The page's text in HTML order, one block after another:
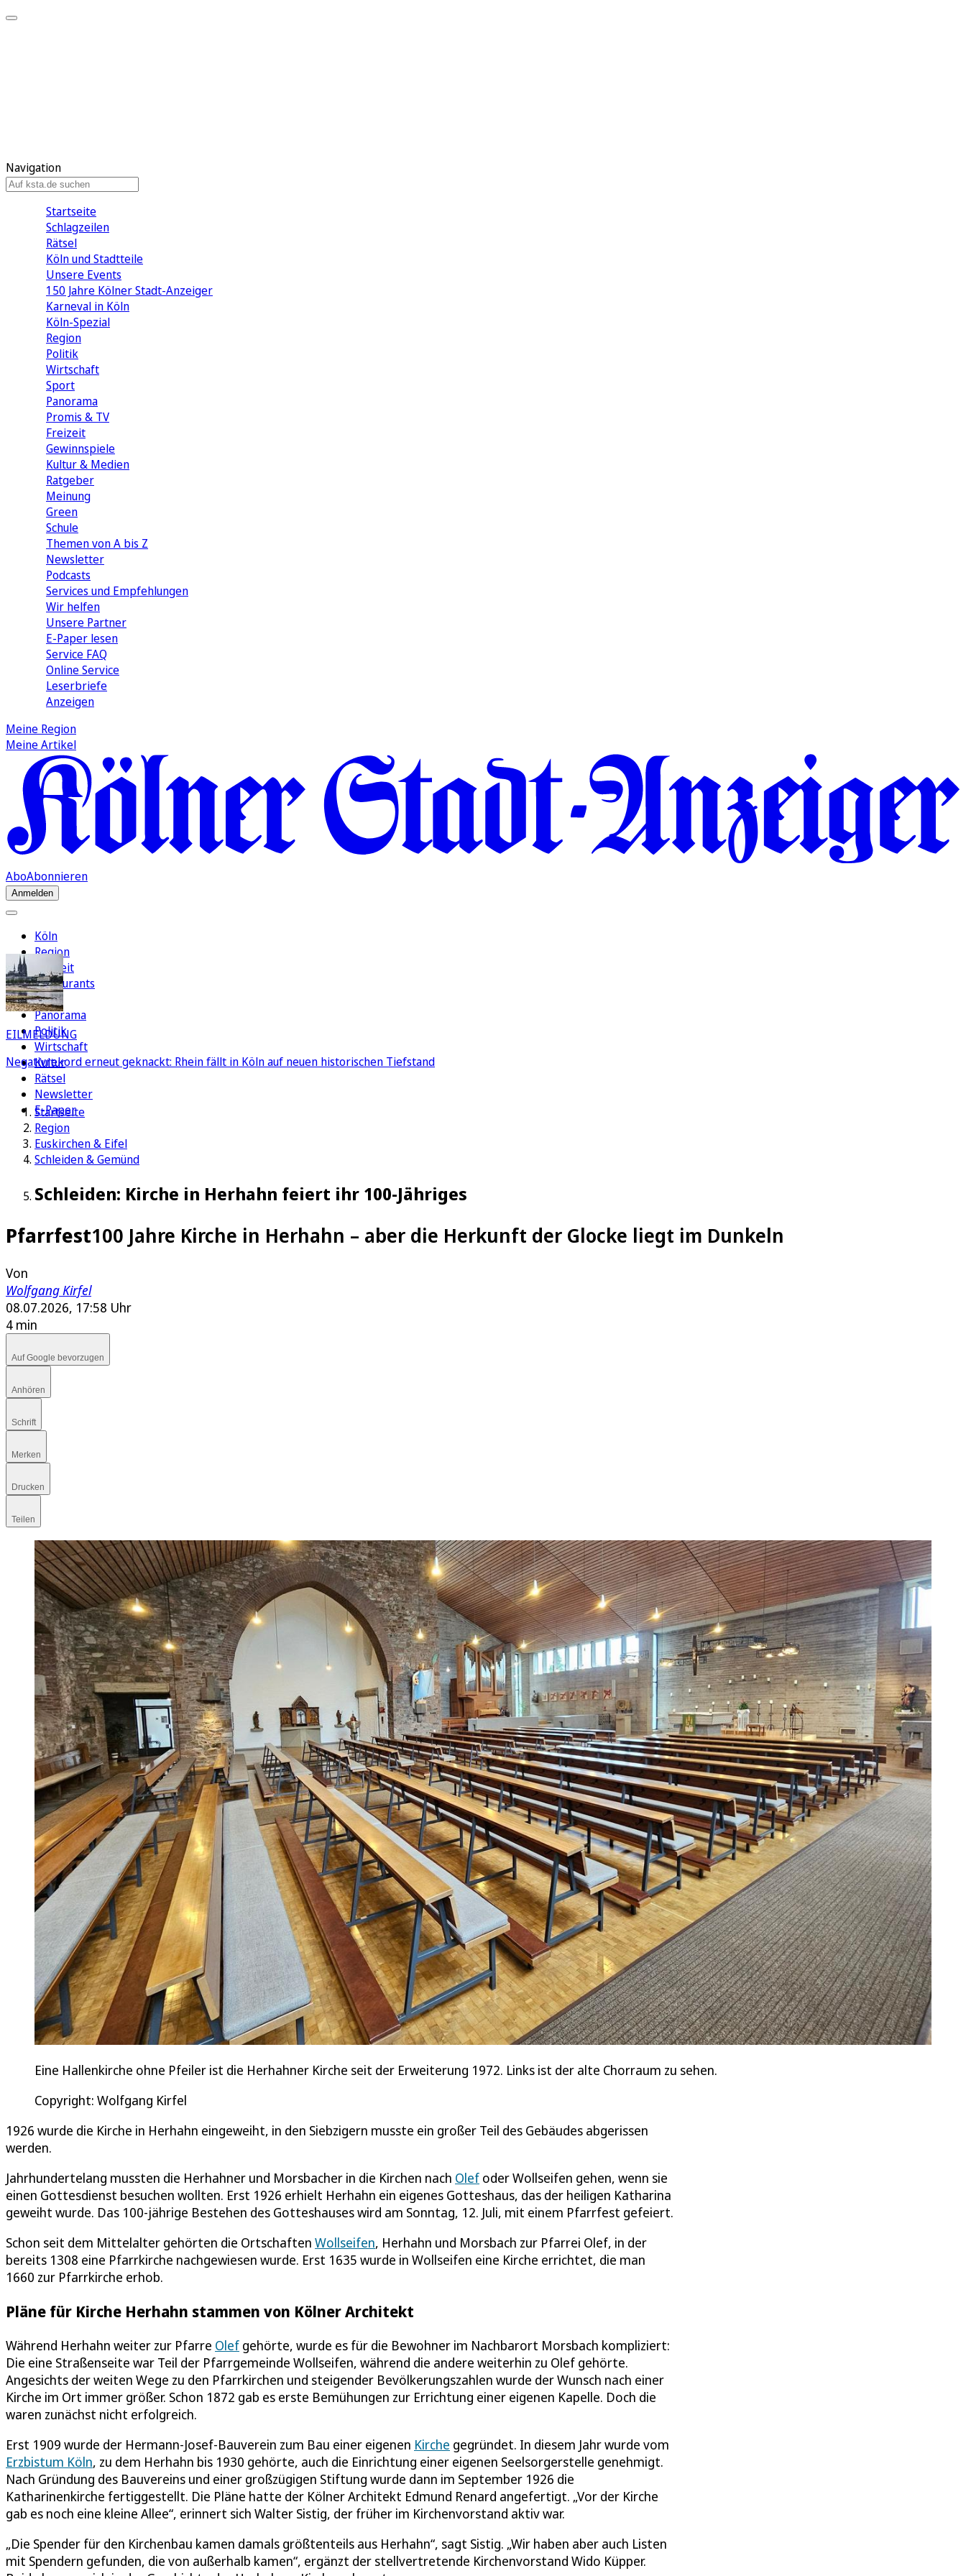
Navigation
Startseite
Schlagzeilen
Rätsel
Köln und Stadtteile
Unsere Events
150 Jahre Kölner Stadt-Anzeiger
Karneval in Köln
Köln-Spezial
Region
Politik
Wirtschaft
Sport
Panorama
Promis & TV
Freizeit
Gewinnspiele
Kultur & Medien
Ratgeber
Meinung
Green
Schule
Themen von A bis Z
Newsletter
Podcasts
Services und Empfehlungen
Wir helfen
Unsere Partner
E-Paper lesen
Service FAQ
Online Service
Leserbriefe
Anzeigen
Meine Region
Meine Artikel
AboAbonnieren
Anmelden
Köln
Region
Freizeit
Restaurants
FC
Panorama
Politik
Wirtschaft
Kultur
Rätsel
Newsletter
E-Paper
EILMELDUNG
Negativrekord erneut geknackt: Rhein fällt in Köln auf neuen historischen Tiefstand
Startseite
Region
Euskirchen & Eifel
Schleiden & Gemünd
Schleiden: Kirche in Herhahn feiert ihr 100-Jähriges
Pfarrfest100 Jahre Kirche in Herhahn – aber die Herkunft der Glocke liegt im Dunkeln
Von
Wolfgang Kirfel
08.07.2026, 17:58 Uhr
4 min
Auf Google bevorzugen
Anhören
Schrift
Merken
Drucken
Teilen
Eine Hallenkirche ohne Pfeiler ist die Herhahner Kirche seit der Erweiterung 1972. Links ist der alte Chorraum zu sehen.
Copyright: Wolfgang Kirfel
1926 wurde die Kirche in Herhahn eingeweiht, in den Siebzigern musste ein großer Teil des Gebäudes abgerissen
werden.
Jahrhundertelang mussten die Herhahner und Morsbacher in die Kirchen nach Olef oder Wollseifen gehen, wenn sie
einen Gottesdienst besuchen wollten. Erst 1926 erhielt Herhahn ein eigenes Gotteshaus, das der heiligen Katharina
geweiht wurde. Das 100-jährige Bestehen des Gotteshauses wird am Sonntag, 12. Juli, mit einem Pfarrfest gefeiert.
Schon seit dem Mittelalter gehörten die Ortschaften Wollseifen, Herhahn und Morsbach zur Pfarrei Olef, in der
bereits 1308 eine Pfarrkirche nachgewiesen wurde. Erst 1635 wurde in Wollseifen eine Kirche errichtet, die man
1660 zur Pfarrkirche erhob.
Pläne für Kirche Herhahn stammen von Kölner Architekt
Während Herhahn weiter zur Pfarre Olef gehörte, wurde es für die Bewohner im Nachbarort Morsbach kompliziert:
Die eine Straßenseite war Teil der Pfarrgemeinde Wollseifen, während die andere weiterhin zu Olef gehörte.
Angesichts der weiten Wege zu den Pfarrkirchen und steigender Bevölkerungszahlen wurde der Wunsch nach einer
Kirche im Ort immer größer. Schon 1872 gab es erste Bemühungen zur Errichtung einer eigenen Kapelle. Doch die
waren zunächst nicht erfolgreich.
Erst 1909 wurde der Hermann-Josef-Bauverein zum Bau einer eigenen Kirche gegründet. In diesem Jahr wurde vom
Erzbistum Köln, zu dem Herhahn bis 1930 gehörte, auch die Einrichtung einer eigenen Seelsorgerstelle genehmigt.
Nach Gründung des Bauvereins und einer großzügigen Stiftung wurde dann im September 1926 die
Katharinenkirche fertiggestellt. Die Pläne hatte der Kölner Architekt Edmund Renard angefertigt. „Vor der Kirche
gab es noch eine kleine Allee“, erinnert sich Walter Sistig, der früher im Kirchenvorstand aktiv war.
„Die Spender für den Kirchenbau kamen damals größtenteils aus Herhahn“, sagt Sistig. „Wir haben aber auch Listen
mit Spendern gefunden, die von außerhalb kamen“, ergänzt der stellvertretende Kirchenvorstand Wido Küpper.